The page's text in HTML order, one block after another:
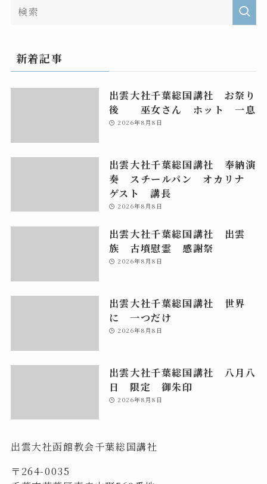
新着記事
出雲大社千葉総国講社 お祭り
後 巫女さん ホット 一息
2026年8月8日
出雲大社千葉総国講社 奉納演
奏 スチールパン オカリナ
ゲスト 講長
2026年8月8日
出雲大社千葉総国講社 出雲
族 古墳慰霊 感謝祭
2026年8月8日
出雲大社千葉総国講社 世界
に 一つだけ
2026年8月8日
出雲大社千葉総国講社 八月八
日 限定 御朱印
2026年8月8日
出雲大社函館教会千葉総国講社
〒264-0035